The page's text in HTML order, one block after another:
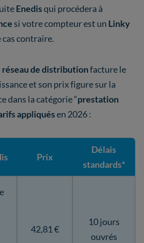
Enedisqui procédera à
si votre compteur est un Linky
cas contraire.
de distributionfacture le
et son prix figure sur la
dans la catégorie “prestation
appliquésen 2026 :
Prix
Délais
standards*
42,81 €
10 jours
ouvrés